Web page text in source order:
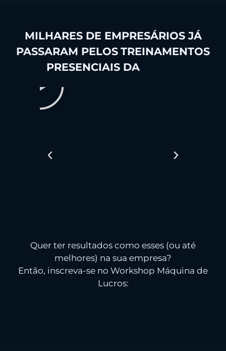
MILHARES DE EMPRESÁRIOS JÁ
PASSARAM PELOS TREINAMENTOS
PRESENCIAIS DA
Quer ter resultados como esses (ou até
melhores) na sua empresa?
Então, inscreva-se no Workshop Máquina de
Lucros: